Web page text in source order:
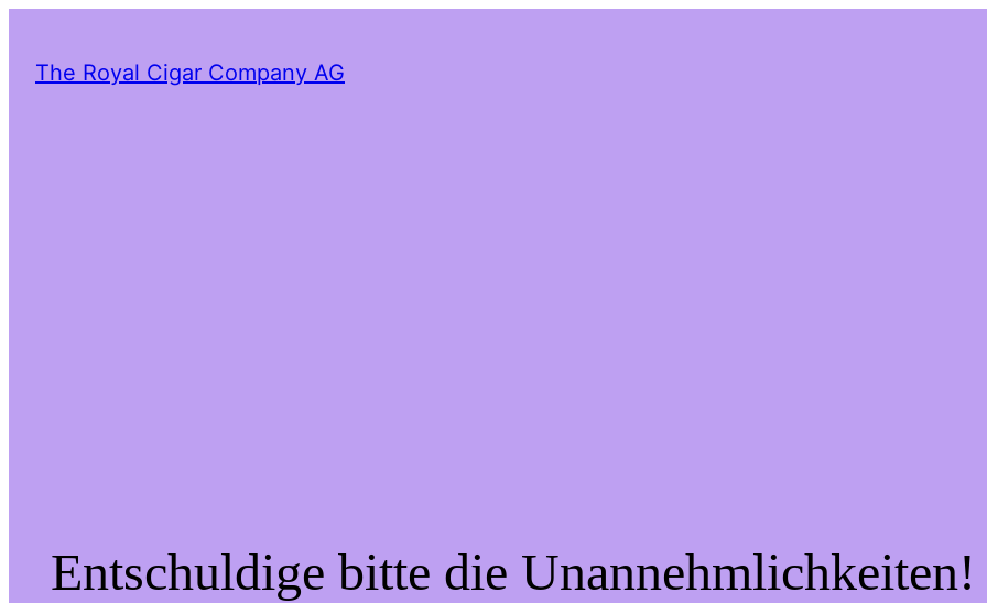
The Royal Cigar Company AG
Entschuldige bitte die